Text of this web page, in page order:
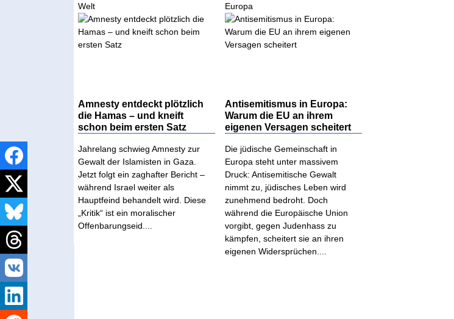
Welt
Amnesty entdeckt plötzlich
die Hamas – und kneift
schon beim ersten Satz
Jahrelang schwieg Amnesty zur
Gewalt der Islamisten in Gaza.
Jetzt folgt ein zaghafter Bericht –
während Israel weiter als
Hauptfeind behandelt wird. Diese
„Kritik“ ist ein moralischer
Offenbarungseid....
Europa
Antisemitismus in Europa:
Warum die EU an ihrem
eigenen Versagen scheitert
Die jüdische Gemeinschaft in
Europa steht unter massivem
Druck: Antisemitische Gewalt
nimmt zu, jüdisches Leben wird
zunehmend bedroht. Doch
während die Europäische Union
vorgibt, gegen Judenhass zu
kämpfen, scheitert sie an ihren
eigenen Widersprüchen....